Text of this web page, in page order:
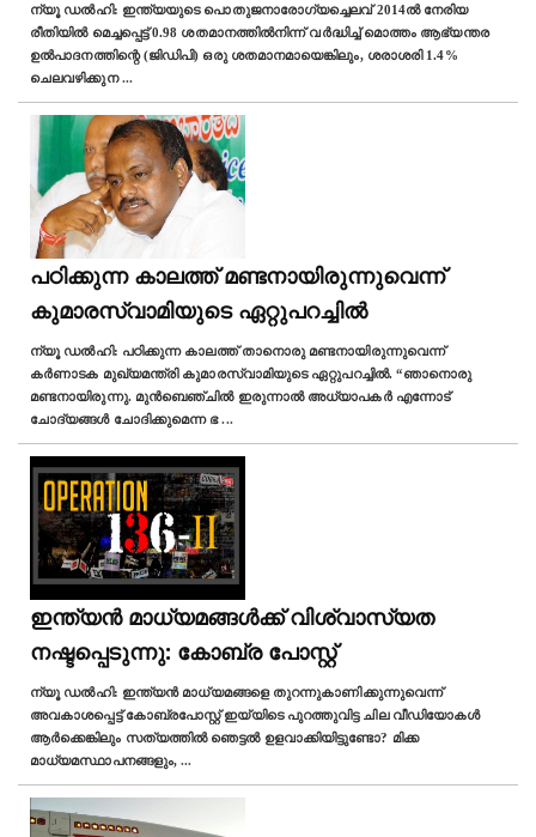
ന്യൂ ഡല്‍ഹി: ഇന്ത്യയുടെ പൊതുജനാരോഗ്യച്ചെലവ് 2014ൽ നേരിയ
രീതിയിൽ മെച്ചപ്പെട്ട് 0.98 ശതമാനത്തില്‍നിന്ന് വര്‍ദ്ധിച്ച് മൊത്തം ആഭ്യന്തര
ഉൽപാദനത്തിന്റെ (ജിഡിപി) ഒരു ശതമാനമായെങ്കിലും, ശരാശരി 1.4%
ചെലവഴിക്കുന...
പഠിക്കുന്ന കാലത്ത് മണ്ടനായിരുന്നുവെന്ന്
കുമാരസ്വാമിയുടെ ഏറ്റുപറച്ചിൽ
ന്യൂ ഡല്‍ഹി: പഠിക്കുന്ന കാലത്ത് താനൊരു മണ്ടനായിരുന്നുവെന്ന്
കര്‍ണാടക മുഖ്യമന്ത്രി കുമാരസ്വാമിയുടെ ഏറ്റുപറച്ചിൽ. “ഞാനൊരു
മണ്ടനായിരുന്നു. മുൻബെഞ്ചിൽ ഇരുന്നാല്‍ അധ്യാപകർ എന്നോട്
ചോദ്യങ്ങൾ ചോദിക്കുമെന്ന ഭ...
ഇന്ത്യൻ മാധ്യമങ്ങൾക്ക് വിശ്വാസ്യത
നഷ്ടപ്പെടുന്നു: കോബ്ര പോസ്റ്റ്‌
ന്യൂ ഡല്‍ഹി: ഇന്ത്യന്‍ മാധ്യമങ്ങളെ തുറന്നുകാണിക്കുന്നുവെന്ന്
അവകാശപ്പെട്ട് കോബ്രപോസ്റ്റ് ഇയ്യിടെ പുറത്തുവിട്ട ചില വീഡിയോകൾ
ആർക്കെങ്കിലും സത്യത്തിൽ ഞെട്ടൽ ഉളവാക്കിയിട്ടുണ്ടോ? മിക്ക
മാധ്യമസ്ഥാപനങ്ങളും,...